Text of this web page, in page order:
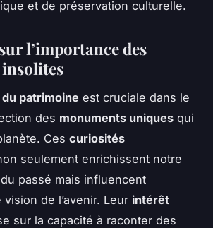
et de préservation culturelle.
l’importance des
patrimoine est cruciale dans le
des monuments uniques qui
Ces curiosités
seulement enrichissent notre
passé mais influencent
de l’avenir. Leur intérêt
sur la capacité à raconter des